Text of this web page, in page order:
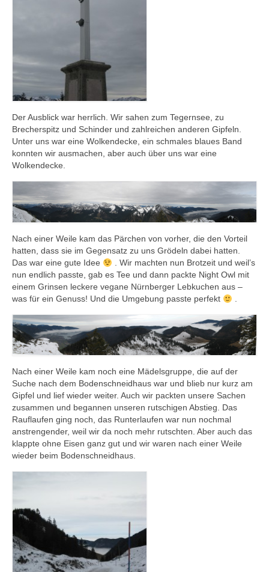
Der Ausblick war herrlich. Wir sahen zum Tegernsee, zu
Brecherspitz und Schinder und zahlreichen anderen Gipfeln.
Unter uns war eine Wolkendecke, ein schmales blaues Band
konnten wir ausmachen, aber auch über uns war eine
Wolkendecke.
Nach einer Weile kam das Pärchen von vorher, die den Vorteil
hatten, dass sie im Gegensatz zu uns Grödeln dabei hatten.
Das war eine gute Idee
. Wir machten nun Brotzeit und weil’s
nun endlich passte, gab es Tee und dann packte Night Owl mit
einem Grinsen leckere vegane Nürnberger Lebkuchen aus –
was für ein Genuss! Und die Umgebung passte perfekt
.
Nach einer Weile kam noch eine Mädelsgruppe, die auf der
Suche nach dem Bodenschneidhaus war und blieb nur kurz am
Gipfel und lief wieder weiter. Auch wir packten unsere Sachen
zusammen und begannen unseren rutschigen Abstieg. Das
Rauflaufen ging noch, das Runterlaufen war nun nochmal
anstrengender, weil wir da noch mehr rutschten. Aber auch das
klappte ohne Eisen ganz gut und wir waren nach einer Weile
wieder beim Bodenschneidhaus.